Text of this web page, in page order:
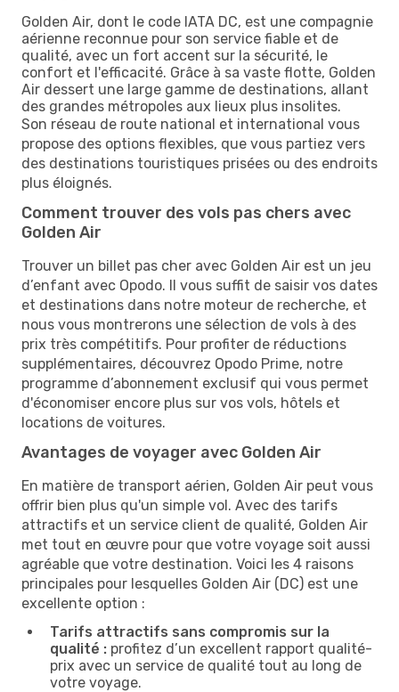
Golden Air, dont le code IATA DC, est une compagnie
aérienne reconnue pour son service fiable et de
qualité, avec un fort accent sur la sécurité, le
confort et l'efficacité. Grâce à sa vaste flotte, Golden
Air dessert une large gamme de destinations, allant
des grandes métropoles aux lieux plus insolites.
Son réseau de route national et international vous
propose des options flexibles, que vous partiez vers
des destinations touristiques prisées ou des endroits
plus éloignés.
Comment trouver des vols pas chers avec
Golden Air
Trouver un billet pas cher avec Golden Air est un jeu
d’enfant avec Opodo. Il vous suffit de saisir vos dates
et destinations dans notre moteur de recherche, et
nous vous montrerons une sélection de vols à des
prix très compétitifs. Pour profiter de réductions
supplémentaires, découvrez Opodo Prime, notre
programme d’abonnement exclusif qui vous permet
d'économiser encore plus sur vos vols, hôtels et
locations de voitures.
Avantages de voyager avec Golden Air
En matière de transport aérien, Golden Air peut vous
offrir bien plus qu'un simple vol. Avec des tarifs
attractifs et un service client de qualité, Golden Air
met tout en œuvre pour que votre voyage soit aussi
agréable que votre destination. Voici les 4 raisons
principales pour lesquelles Golden Air (DC) est une
excellente option :
Tarifs attractifs sans compromis sur la
qualité : profitez d’un excellent rapport qualité-
prix avec un service de qualité tout au long de
votre voyage.